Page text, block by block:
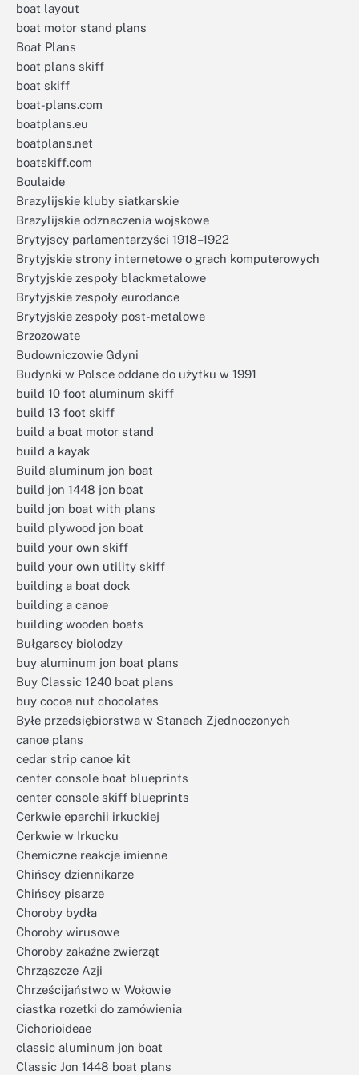
boat layout
boat motor stand plans
Boat Plans
boat plans skiff
boat skiff
boat-plans.com
boatplans.eu
boatplans.net
boatskiff.com
Boulaide
Brazylijskie kluby siatkarskie
Brazylijskie odznaczenia wojskowe
Brytyjscy parlamentarzyści 1918–1922
Brytyjskie strony internetowe o grach komputerowych
Brytyjskie zespoły blackmetalowe
Brytyjskie zespoły eurodance
Brytyjskie zespoły post-metalowe
Brzozowate
Budowniczowie Gdyni
Budynki w Polsce oddane do użytku w 1991
build 10 foot aluminum skiff
build 13 foot skiff
build a boat motor stand
build a kayak
Build aluminum jon boat
build jon 1448 jon boat
build jon boat with plans
build plywood jon boat
build your own skiff
build your own utility skiff
building a boat dock
building a canoe
building wooden boats
Bułgarscy biolodzy
buy aluminum jon boat plans
Buy Classic 1240 boat plans
buy cocoa nut chocolates
Byłe przedsiębiorstwa w Stanach Zjednoczonych
canoe plans
cedar strip canoe kit
center console boat blueprints
center console skiff blueprints
Cerkwie eparchii irkuckiej
Cerkwie w Irkucku
Chemiczne reakcje imienne
Chińscy dziennikarze
Chińscy pisarze
Choroby bydła
Choroby wirusowe
Choroby zakaźne zwierząt
Chrząszcze Azji
Chrześcijaństwo w Wołowie
ciastka rozetki do zamówienia
Cichorioideae
classic aluminum jon boat
Classic Jon 1448 boat plans